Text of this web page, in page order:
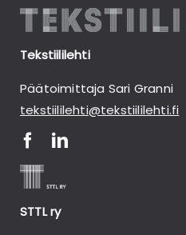
Tekstiililehti
Päätoimittaja Sari Granni
tekstiililehti@tekstiililehti.fi
STTL ry